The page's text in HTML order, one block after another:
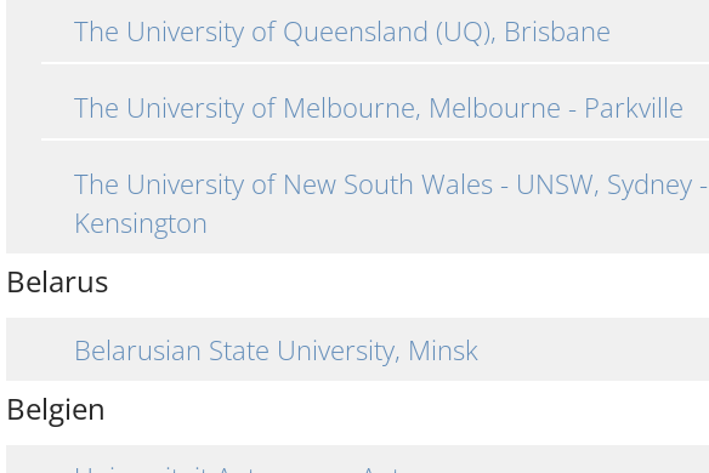
The University of Queensland (UQ), Brisbane
The University of Melbourne, Melbourne - Parkville
The University of New South Wales - UNSW, Sydney -
Kensington
Belarus
Belarusian State University, Minsk
Belgien